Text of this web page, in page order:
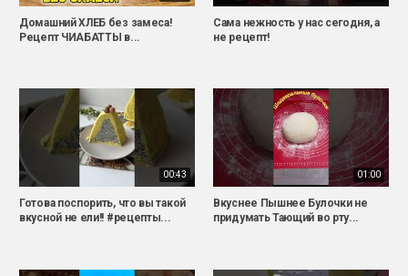
Домашний ХЛЕБ без замеса!
Рецепт ЧИАБАТТЫ в...
Сама нежность у нас сегодня, а
не рецепт!
00:43
Готова поспорить, что вы такой
вкусной не ели!! #рецепты...
01:00
Вкуснее Пышнее Булочки не
придумать Тающий во рту...